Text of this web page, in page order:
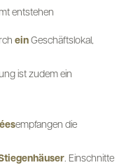
entstehen
ein Geschäftslokal,
ist zudem ein
empfangen die
. Einschnitte